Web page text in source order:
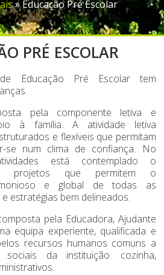
» Educação Pré Escolar
PRÉ ESCOLAR
Educação Pré Escolar tem
pela componente letiva e
à família. A atividade letiva
e flexíveis que permitam
se num clima de confiança. No
está contemplado o
projetos que permitem o
e global de todas as
estratégias bem delineados.
pela Educadora, Ajudante
equipa experiente, qualificada e
recursos humanos comuns a
da instituição: cozinha,